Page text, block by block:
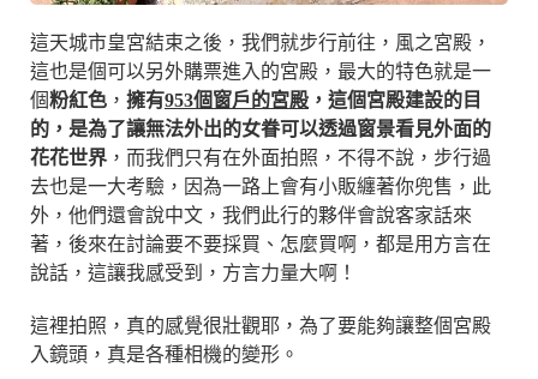
這天城市皇宮結束之後，我們就步行前往，風之宮殿，
這也是個可以另外購票進入的宮殿，最大的特色就是一
個粉紅色 ， 擁有953個窗戶的宮殿 ，這個宮殿建設的目
的，是為了讓無法外出的女眷可以透過窗景看見外面的
花花世界 ，而我們只有在外面拍照，不得不說，步行過
去也是一大考驗，因為一路上會有小販纏著你兜售，此
外，他們還會說中文，我們此行的夥伴會說客家話來
著，後來在討論要不要採買、怎麼買啊，都是用方言在
說話，這讓我感受到，方言力量大啊！
這裡拍照，真的感覺很壯觀耶，為了要能夠讓整個宮殿
入鏡頭，真是各種相機的變形。